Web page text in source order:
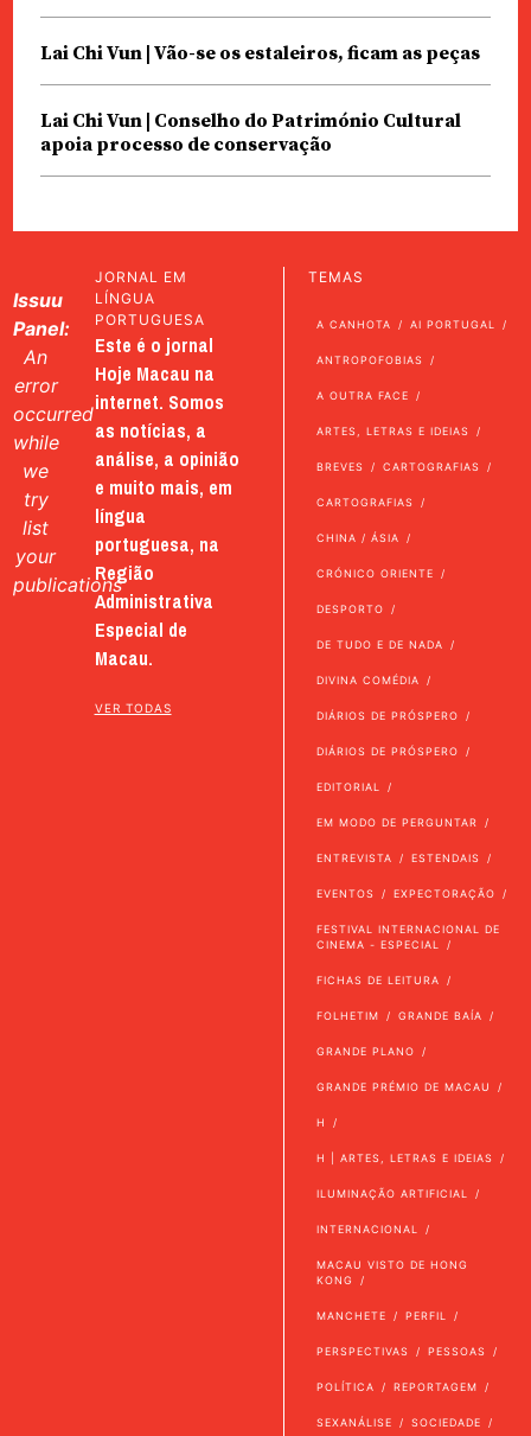
Lai Chi Vun | Vão-se os estaleiros, ficam as peças
Lai Chi Vun | Conselho do Património Cultural
apoia processo de conservação
Issuu
Panel:
An
error
occurred
while
we
try
list
your
publications
JORNAL EM
LÍNGUA
PORTUGUESA
Este é o jornal
Hoje Macau na
internet. Somos
as notícias, a
análise, a opinião
e muito mais, em
língua
portuguesa, na
Região
Administrativa
Especial de
Macau.
VER TODAS
TEMAS
A CANHOTA AI PORTUGAL
ANTROPOFOBIAS
A OUTRA FACE
ARTES, LETRAS E IDEIAS
BREVES CARTOGRAFIAS
CARTOGRAFIAS
CHINA / ÁSIA
CRÓNICO ORIENTE
DESPORTO
DE TUDO E DE NADA
DIVINA COMÉDIA
DIÁRIOS DE PRÓSPERO
DIÁRIOS DE PRÓSPERO
EDITORIAL
EM MODO DE PERGUNTAR
ENTREVISTA ESTENDAIS
EVENTOS EXPECTORAÇÃO
FESTIVAL INTERNACIONAL DE
CINEMA - ESPECIAL
FICHAS DE LEITURA
FOLHETIM GRANDE BAÍA
GRANDE PLANO
GRANDE PRÉMIO DE MACAU
H
H | ARTES, LETRAS E IDEIAS
ILUMINAÇÃO ARTIFICIAL
INTERNACIONAL
MACAU VISTO DE HONG
KONG
MANCHETE PERFIL
PERSPECTIVAS PESSOAS
POLÍTICA REPORTAGEM
SEXANÁLISE SOCIEDADE